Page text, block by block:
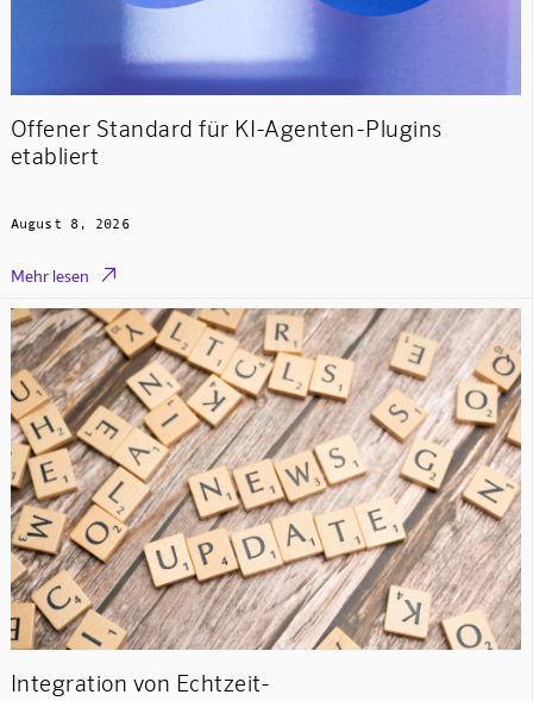
Offener Standard für KI-Agenten-Plugins
etabliert
August 8, 2026
Mehr lesen 
Integration von Echtzeit-